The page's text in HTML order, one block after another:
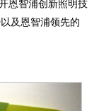
恩智浦创新照明技
及恩智浦领先的